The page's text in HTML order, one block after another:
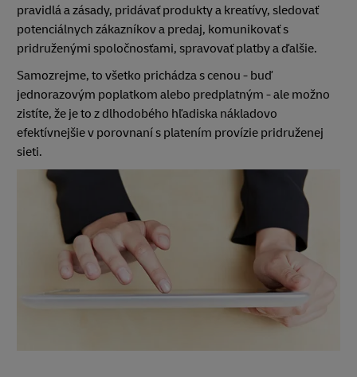
pravidlá a zásady, pridávať produkty a kreatívy, sledovať
potenciálnych zákazníkov a predaj, komunikovať s
pridruženými spoločnosťami, spravovať platby a ďalšie.
Samozrejme, to všetko prichádza s cenou - buď
jednorazovým poplatkom alebo predplatným - ale možno
zistíte, že je to z dlhodobého hľadiska nákladovo
efektívnejšie v porovnaní s platením provízie pridruženej
sieti.